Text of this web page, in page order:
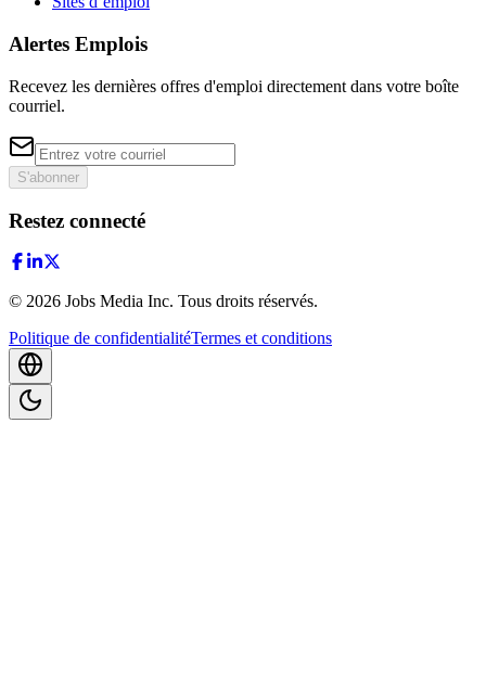
Alertes Emplois
Recevez les dernières offres d'emploi directement dans votre boîte
courriel.
S'abonner
Restez connecté
© 2026 Jobs Media Inc. Tous droits réservés.
Politique de confidentialitéTermes et conditions